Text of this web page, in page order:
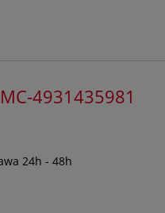
4931435981
24h - 48h